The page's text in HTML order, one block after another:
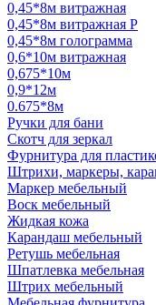
0,45*8м витражная
0,45*8м витражная Р
0,45*8м голограмма
0,6*10м витражная
0,675*10м
0,9*12м
0.675*8м
Ручки для бани
Скотч для зеркал
Фурнитура для
Штрихи, маркеры,
Маркер мебельный
Воск мебельный
Жидкая кожа
Карандаш мебельный
Ретушь мебельная
Шпатлевка мебельная
Штрих мебельный